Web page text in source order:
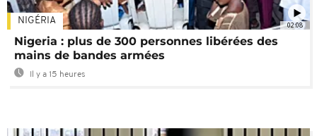
02:08
NIGÉRIA
Nigeria : plus de 300 personnes libérées des
mains de bandes armées
Il y a 15 heures